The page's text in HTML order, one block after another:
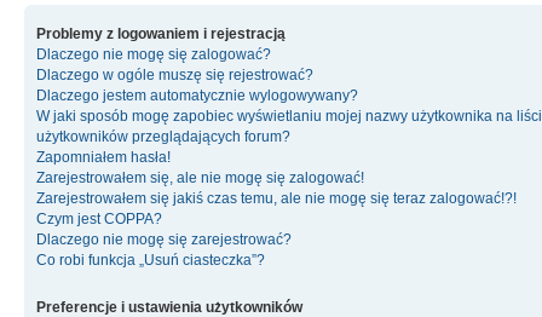
Problemy z logowaniem i rejestracją
Dlaczego nie mogę się zalogować?
Dlaczego w ogóle muszę się rejestrować?
Dlaczego jestem automatycznie wylogowywany?
W jaki sposób mogę zapobiec wyświetlaniu mojej nazwy użytkownika na
użytkowników przeglądających forum?
Zapomniałem hasła!
Zarejestrowałem się, ale nie mogę się zalogować!
Zarejestrowałem się jakiś czas temu, ale nie mogę się teraz zalogować!?!
Czym jest COPPA?
Dlaczego nie mogę się zarejestrować?
Co robi funkcja „Usuń ciasteczka”?
Preferencje i ustawienia użytkowników